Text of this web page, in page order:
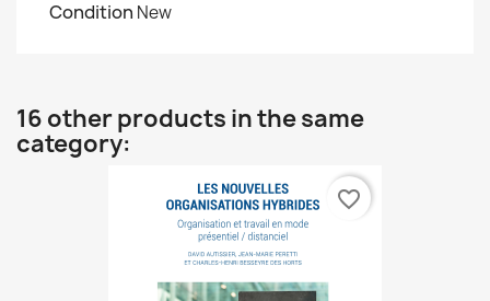
Condition New
16 other products in the same
category:
favorite_border